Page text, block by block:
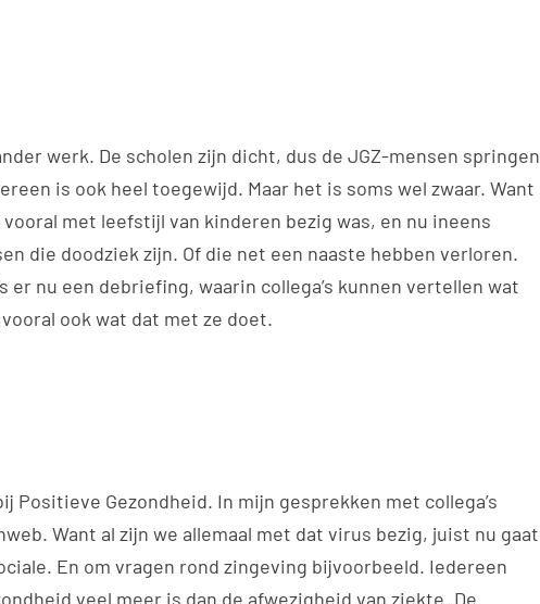
werk. De scholen zijn dicht, dus de JGZ-mensen springen
is ook heel toegewijd. Maar het is soms wel zwaar. Want
met leefstijl van kinderen bezig was, en nu ineens
die doodziek zijn. Of die net een naaste hebben verloren.
er nu een debriefing, waarin collega’s kunnen vertellen wat
ook wat dat met ze doet.
Positieve Gezondheid. In mijn gesprekken met collega’s
Want al zijn we allemaal met dat virus bezig, juist nu gaat
En om vragen rond zingeving bijvoorbeeld. Iedereen
veel meer is dan de afwezigheid van ziekte. De